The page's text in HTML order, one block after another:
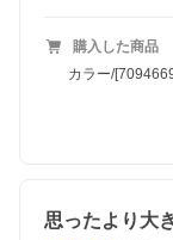
購入した商品
カラー/